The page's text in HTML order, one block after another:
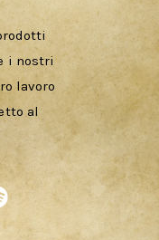
i nostri
lavoro
al